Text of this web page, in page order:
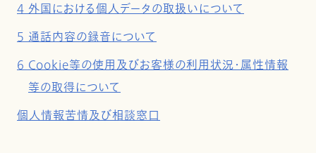
4 外国における個人データの取扱いについて
5 通話内容の録音について
6 Cookie等の使用及びお客様の利用状況・属性情報
等の取得について
個人情報苦情及び相談窓口